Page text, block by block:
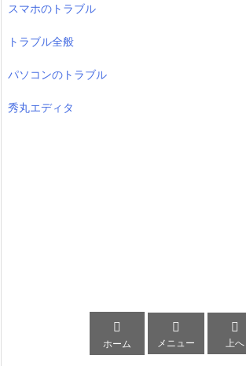
スマホのトラブル
トラブル全般
パソコンのトラブル
秀丸エディタ

ホーム

メニュー

上へ